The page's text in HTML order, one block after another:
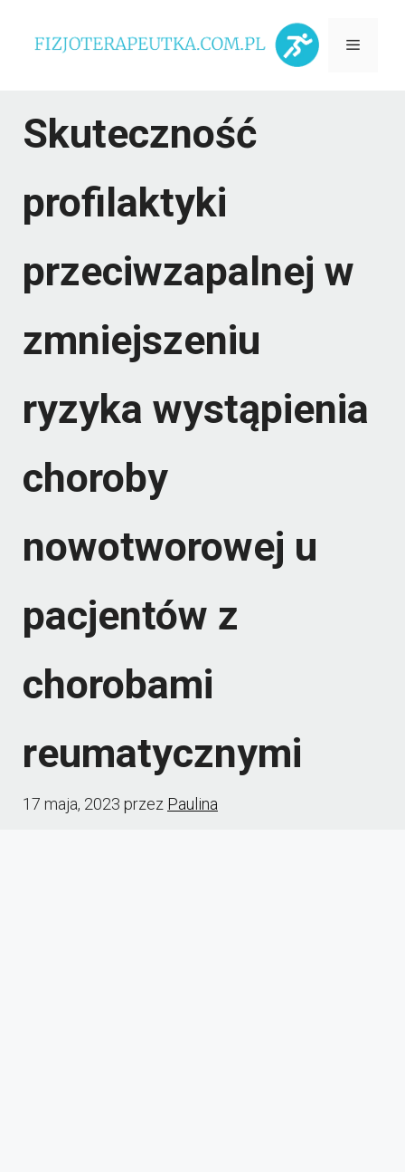
Menu
Skuteczność
profilaktyki
przeciwzapalnej w
zmniejszeniu
ryzyka wystąpienia
choroby
nowotworowej u
pacjentów z
chorobami
reumatycznymi
17 maja, 2023 przez Paulina